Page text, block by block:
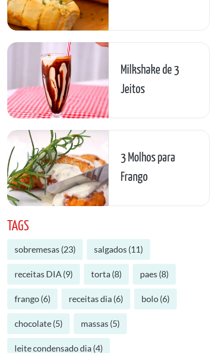
Milkshake de 3
Jeitos
3 Molhos para
Frango
TAGS
sobremesas (23) salgados (11)
receitas DIA(9) torta (8) paes (8)
frango(6) receitas dia (6) bolo(6)
chocolate(5) massas (5)
leite condensado dia (4)